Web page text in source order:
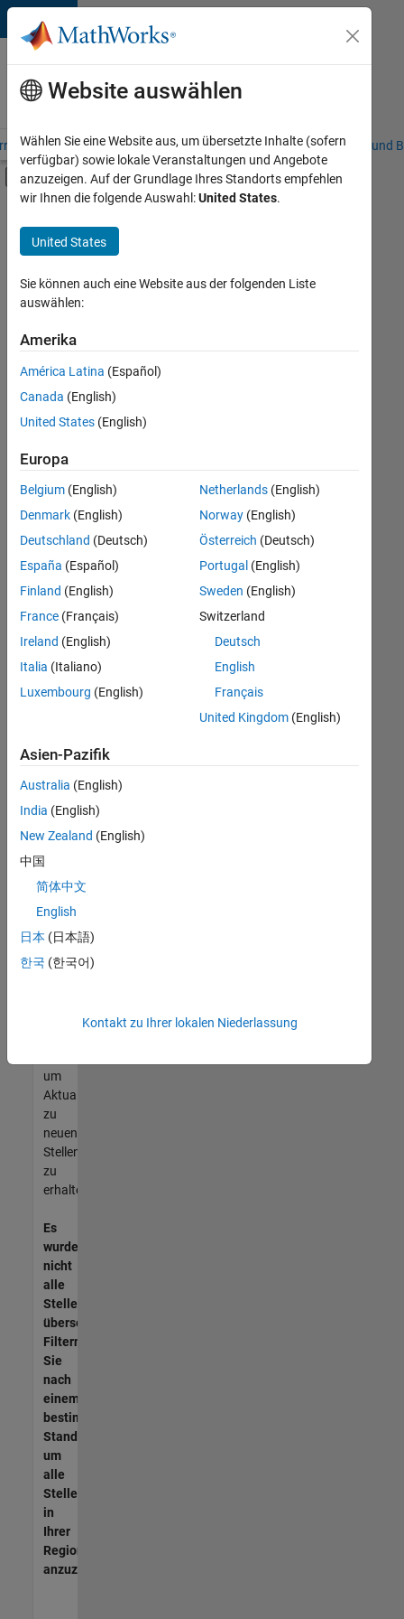
Weiter zum Inhalt
Karriere
bei
MathWorks
– Übersicht Stellensuche Niederlassungen Studierende und
Umschaltung für Off-Canvas-
Hauptinhalt
Product Development
Quality Engineering
Software Process Engineering
Technical Writing
+3
Derzeit
es
keine
offenen
Stellen,
Ihren
Suchkriterien
entsprechen.
können
die
Suchkriterien
weiter
fassen
oder
alle
Stellenangebote
anzeigen .
noch
keine
offenen
Stellen
können,
die
Ihren
entsprechen,
werden
unseres
um
Aktualisierungen
zu
neuen
Stellenangeboten
zu
erhalten.
Es
wurden
nicht
alle
Stellen
übersetzt.
Filtern
Sie
nach
einem
bestimmten
Standort,
um
alle
Stellenangebote
in
Ihrer
Region
anzuzeigen.
Website auswählen
Wählen Sie eine Website aus, um übersetzte Inhalte (sofern
verfügbar) sowie lokale Veranstaltungen und Angebote
anzuzeigen. Auf der Grundlage Ihres Standorts empfehlen
wir Ihnen die folgende Auswahl:United States.
United States
Sie können auch eine Website aus der folgenden Liste
auswählen:
Amerika
América Latina (Español)
Canada (English)
United States (English)
Europa
Belgium (English)
Denmark (English)
Deutschland (Deutsch)
España (Español)
Finland (English)
France (Français)
Ireland (English)
Italia (Italiano)
Luxembourg (English)
Netherlands(English)
Norway(English)
Österreich (Deutsch)
Portugal (English)
Sweden (English)
Switzerland
Deutsch
English
Français
United Kingdom(English)
Asien-Pazifik
Australia (English)
India (English)
New Zealand (English)
中国
简体中文
English
日本 (日本語)
한국 (한국어)
Kontakt zu Ihrer lokalen Niederlassung